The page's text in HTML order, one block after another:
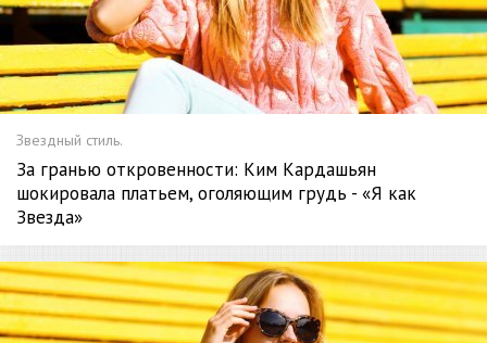
Звездный стиль.
За гранью откровенности: Ким Кардашьян
шокировала платьем, оголяющим грудь - «Я как
Звезда»